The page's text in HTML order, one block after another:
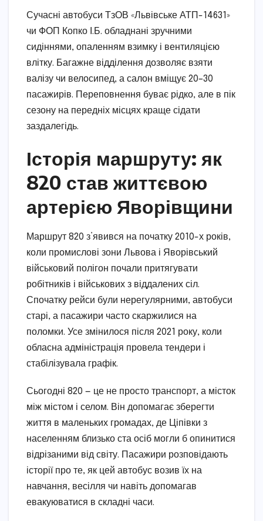
Сучасні автобуси ТзОВ «Львівське АТП-14631»
чи ФОП Копко І.Б. обладнані зручними
сидіннями, опаленням взимку і вентиляцією
влітку. Багажне відділення дозволяє взяти
валізу чи велосипед, а салон вміщує 20–30
пасажирів. Переповнення буває рідко, але в пік
сезону на передніх місцях краще сідати
заздалегідь.
Історія маршруту: як
820 став життєвою
артерією Яворівщини
Маршрут 820 з’явився на початку 2010-х років,
коли промислові зони Львова і Яворівський
військовий полігон почали притягувати
робітників і військових з віддалених сіл.
Спочатку рейси були нерегулярними, автобуси
старі, а пасажири часто скаржилися на
поломки. Усе змінилося після 2021 року, коли
обласна адміністрація провела тендери і
стабілізувала графік.
Сьогодні 820 — це не просто транспорт, а місток
між містом і селом. Він допомагає зберегти
життя в маленьких громадах, де Ціпівки з
населенням близько ста осіб могли б опинитися
відрізаними від світу. Пасажири розповідають
історії про те, як цей автобус возив їх на
навчання, весілля чи навіть допомагав
евакуюватися в складні часи.